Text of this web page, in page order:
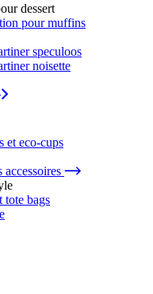
dessert
pour muffins
speculoos
noisette
et eco-cups
accessoires
tote bags